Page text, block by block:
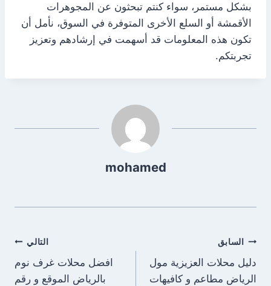
بشكل مستمر، سواء كنتم تبحثون عن المجوهرات
الأقمشة أو السلع الأخرى المتوفرة في السوق، نأمل أن
تكون هذه المعلومات قد أسهمت في إرشادهم وتعزيز
تجربتكم.
mohamed
تصفّح
المقالات
السابق
دليل محلات العزيزية مول
الرياض مطاعم و كافيهات
التالي
افضل محلات غرف نوم
بالرياض الموقع و رقم